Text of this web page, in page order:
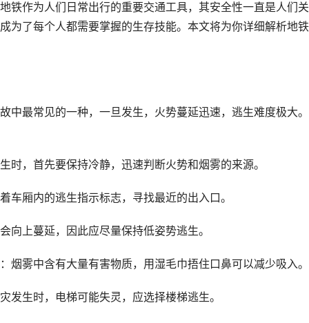
铁作为人们日常出行的重要交通工具，其安全性一直是人们
为了每个人都需要掌握的生存技能。本文将为你详细解析地
中最常见的一种，一旦发生，火势蔓延迅速，逃生难度极大
时，首先要保持冷静，迅速判断火势和烟雾的来源。
车厢内的逃生指示标志，寻找最近的出入口。
向上蔓延，因此应尽量保持低姿势逃生。
烟雾中含有大量有害物质，用湿毛巾捂住口鼻可以减少吸入。
发生时，电梯可能失灵，应选择楼梯逃生。